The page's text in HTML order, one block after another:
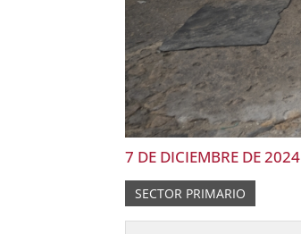
7 DE DICIEMBRE DE 2024
SECTOR PRIMARIO